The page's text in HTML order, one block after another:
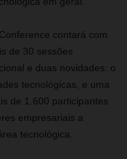
contará com
de 30 sessões
e duas novidades: o
tecnológicas, e uma
de 1.600 participantes
empresariais a
tecnológica.